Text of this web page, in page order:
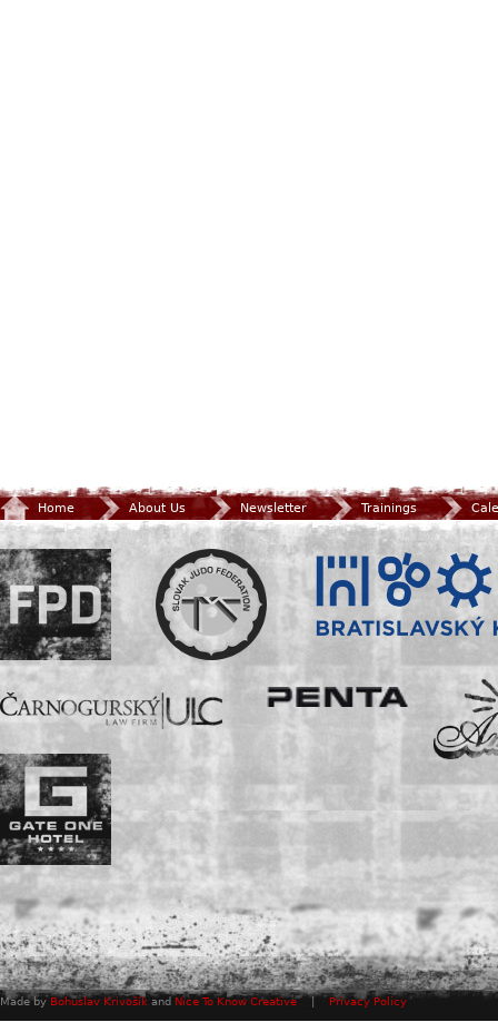
Home About Us Newsletter Trainings
Made by Bohuslav Krivošík and Nice To Know Creative Privacy Policy